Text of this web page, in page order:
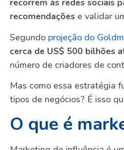
recorrem às redes sociais
recomendações e validar
Segundo projeção do
cerca de US$ 500 bilhões
número de criadores de
Mas como essa estratégia
tipos de negócios? É isso
O que é